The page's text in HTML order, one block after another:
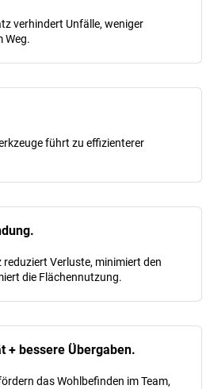
verhindert Unfälle, weniger
Weg.
führt zu effizienterer
Verluste, minimiert den
die Flächennutzung.
+ bessere Übergaben.
das Wohlbefinden im Team,